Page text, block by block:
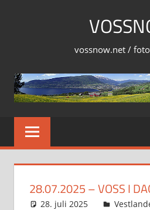
vossnow.net /
28.07.2025 – VOSS I
28. juli 2025 Svein